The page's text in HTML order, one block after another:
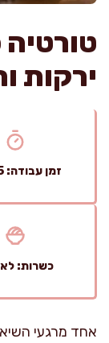
טורטיה
ירקות
זמן עבודה: 25 דק'
כשרות:
אחד מרגעי